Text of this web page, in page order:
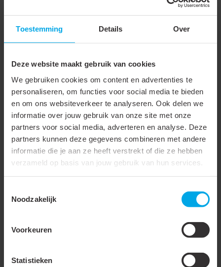
Toestemming Details Over
Deze website maakt gebruik van cookies
We gebruiken cookies om content en advertenties te
personaliseren, om functies voor social media te bieden
en om ons websiteverkeer te analyseren. Ook delen we
informatie over jouw gebruik van onze site met onze
partners voor social media, adverteren en analyse. Deze
partners kunnen deze gegevens combineren met andere
informatie die je aan ze heeft verstrekt of die ze hebben
verzameld op basis van jouw gebruik van hun services.
Noodzakelijk
Voorkeuren
Statistieken
+31 88 002 33 00of per e-mail viainfo@klemko.nl.
Technische gegevens
Onderdeel serie
Patchpanelen
Aantal
bussen/koppelingen
24
Geschikt voor aantal
connectoren
24
Connectortype
Aansluitwijze